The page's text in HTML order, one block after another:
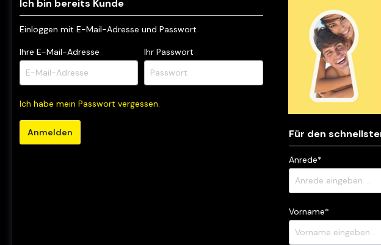
Zur Kategorie Produkte
Aminosäuren
Energie
Konzentrate / Liqids
Proteine
Riegel
Abnehmen
Schnelle Ergebnisse
Muskeln aufbauen
Gesundheit unterstützen
Ich bin bereits Kunde
Einloggen mit E-Mail-Adresse und Passwort
Ihre E-Mail-Adresse Ihr Passwort
Ich habe mein Passwort vergessen.
Anmelden Für den
Anrede*
Vorname*